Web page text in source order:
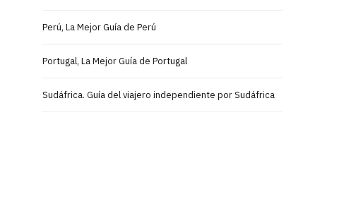
Perú, La Mejor Guía de Perú
Portugal, La Mejor Guía de Portugal
Sudáfrica. Guía del viajero independiente por Sudáfrica